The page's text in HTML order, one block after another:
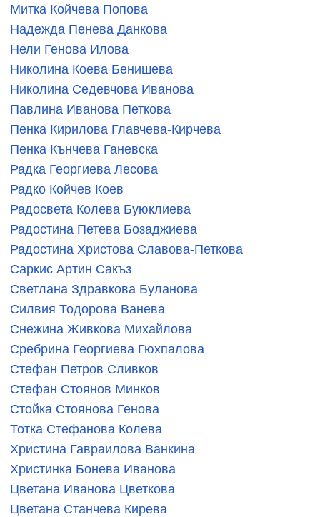
Митка Койчева Попова
Надежда Пенева Данкова
Нели Генова Илова
Николина Коева Бенишева
Николина Седевчова Иванова
Павлина Иванова Петкова
Пенка Кирилова Главчева-Кирчева
Пенка Кънчева Ганевска
Радка Георгиева Лесова
Радко Койчев Коев
Радосвета Колева Буюклиева
Радостина Петева Бозаджиева
Радостина Христова Славова-Петкова
Саркис Артин Сакъз
Светлана Здравкова Буланова
Силвия Тодорова Ванева
Снежина Живкова Михайлова
Сребрина Георгиева Гюхпалова
Стефан Петров Сливков
Стефан Стоянов Минков
Стойка Стоянова Генова
Тотка Стефанова Колева
Христина Гавраилова Ванкина
Христинка Бонева Иванова
Цветана Иванова Цветкова
Цветана Станчева Кирева